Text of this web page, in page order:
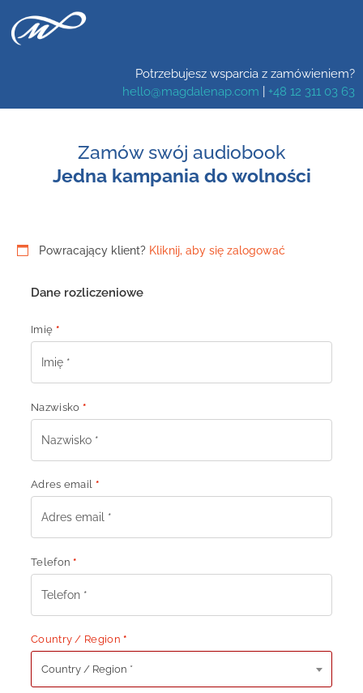
Potrzebujesz wsparcia z zamówieniem?
hello@magdalenap.com
+48 12 311 03 63
Zamów swój audiobook
Jedna kampania do wolności
Powracający klient? Kliknij, aby się zalogować
Dane rozliczeniowe
Imię *
Nazwisko *
Adres email *
Telefon*
Country / Region*
Country / Region *